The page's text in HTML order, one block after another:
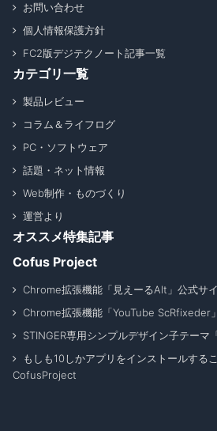
お問い合わせ
個人情報保護方針
FC2版デジテクノート記事一覧
カテゴリ一覧
製品レビュー
コラム＆ライフログ
PC・ソフトウェア
話題・ネット情報
Web制作・ものづくり
運営より
オススメ特集記事
Cofus Project
Chrome拡張機能「見えーるAlt」公式サ
Chrome拡張機能「YouTube ScRfixeder
STINGER専用シンプルデザイン子テーマ
もしも10しかアプリをインストールする
CofusProject